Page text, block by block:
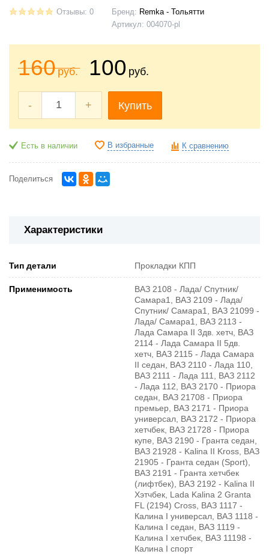
Отзывы: 0 Бренд: Remka - Тольятти
Артикул: 004070-pl
160руб. 100 руб.
- + Купить
Есть в наличии В избранные К сравнению
Поделиться
Характеристики
Тип детали Прокладки КПП
Применимость
ВАЗ 2108 - Лада/ Спутник/
Самара1, ВАЗ 2109 - Лада/
Спутник/ Самара1, ВАЗ 21099 -
Лада/ Самара1, ВАЗ 2113 -
Лада Самара II 3дв. хетч, ВАЗ
2114 - Лада Самара II 5дв.
хетч, ВАЗ 2115 - Лада Самара
II седан, ВАЗ 2110 - Лада 110,
ВАЗ 2111 - Лада 111, ВАЗ 2112
- Лада 112, ВАЗ 2170 - Приора
седан, ВАЗ 21708 - Приора
премьер, ВАЗ 2171 - Приора
универсал, ВАЗ 2172 - Приора
хетчбек, ВАЗ 21728 - Приора
купе, ВАЗ 2190 - Гранта седан,
ВАЗ 21928 - Kalina II Kross, ВАЗ
21905 - Гранта седан (Sport),
ВАЗ 2191 - Гранта хетчбек
(лифтбек), ВАЗ 2192 - Kalina II
Хэтчбек, Lada Kalina 2 Granta
FL (2194) Cross, ВАЗ 1117 -
Калина I универсал, ВАЗ 1118 -
Калина I седан, ВАЗ 1119 -
Калина I хетчбек, ВАЗ 11198 -
Калина I спорт